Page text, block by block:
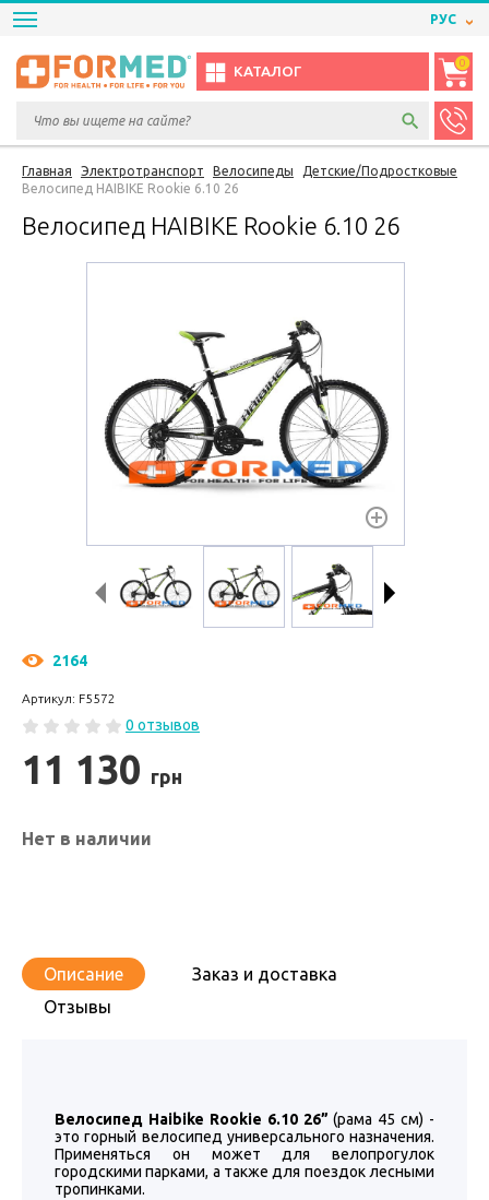
РУС
КАТАЛОГ
0
Главная Электротранспорт Велосипеды
Детские/Подростковые
Велосипед HAIBIKE Rookie 6.10 26
Велосипед HAIBIKE Rookie 6.10 26
2164
Артикул: F5572
0 отзывов
11 130 грн
Нет в наличии
Описание
Заказ и доставка
Отзывы
Велосипед Haibike Rookie 6.10 26” (рама 45 см) -
это горный велосипед универсального назначения.
Применяться он может для велопрогулок
городскими парками, а также для поездок лесными
тропинками.